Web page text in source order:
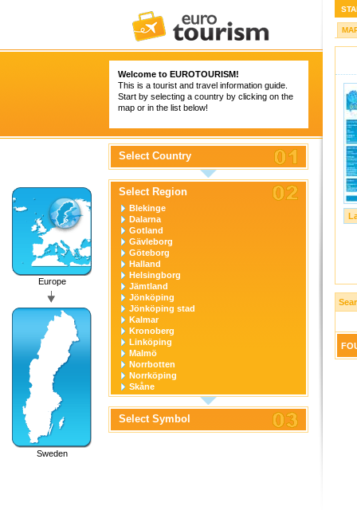
Welcome to EUROTOURISM!
This is a tourist and travel information guide.
Start by selecting a country by clicking on the
map or in the list below!
Europe
Sweden
Select Country
Select Region
Blekinge
Dalarna
Gotland
Gävleborg
Göteborg
Halland
Helsingborg
Jämtland
Jönköping
Jönköping stad
Kalmar
Kronoberg
Linköping
Malmö
Norrbotten
Norrköping
Skåne
Stockholm
Stockholm stad
Södermanland
Uppsala
Select Symbol